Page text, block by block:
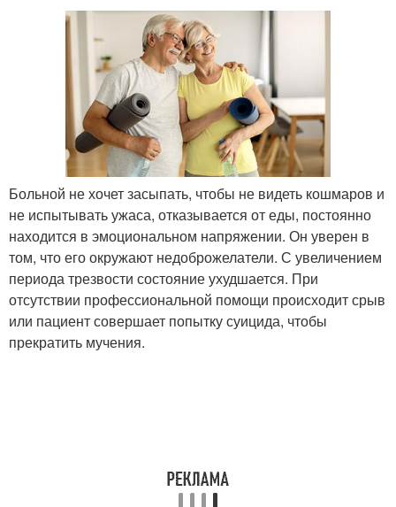
Больной не хочет засыпать, чтобы не видеть кошмаров и
не испытывать ужаса, отказывается от еды, постоянно
находится в эмоциональном напряжении. Он уверен в
том, что его окружают недоброжелатели. С увеличением
периода трезвости состояние ухудшается. При
отсутствии профессиональной помощи происходит срыв
или пациент совершает попытку суицида, чтобы
прекратить мучения.